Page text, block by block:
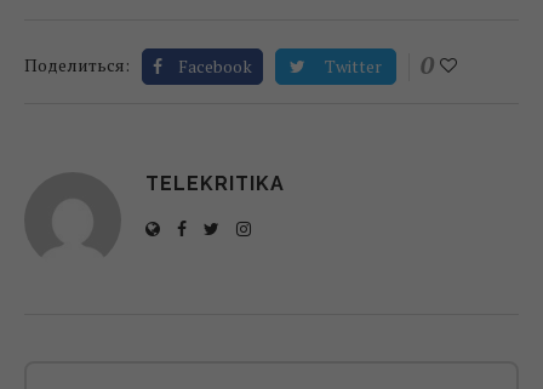
Поделиться: Facebook Twitter 0
TELEKRITIKA